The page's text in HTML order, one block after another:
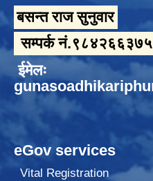
बसन्त राज सुनुवार
सम्पर्क
ईमेलः
eGov services
Vital Registration